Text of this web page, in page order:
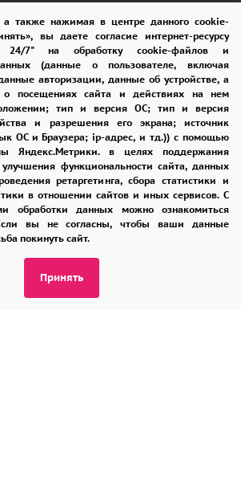
а также нажимая в центре данного cookie-
вы даете согласие интернет-ресурсу
24/7" на обработку cookie-файлов и
(данные о пользователе, включая
авторизации, данные об устройстве, а
посещениях сайта и действиях на нем
тип и версия ОС; тип и версия
и разрешения его экрана; источник
ОС и Браузера; ip-адрес, и тд.)) с помощью
Яндекс.Метрики. в целях поддержания
улучшения функциональности сайта, данных
ретаргетинга, сбора статистики и
в отношении сайтов и иных сервисов. С
обработки данных можно ознакомиться
вы не согласны, чтобы ваши данные
покинуть сайт.
Принять
ОПЛАТА
ДОСТАВКА
КУПОН
ВОЗВРАТ
РЕКОМЕНДАЦИИ
КОНТАКТЫ
8 965 242-37-47